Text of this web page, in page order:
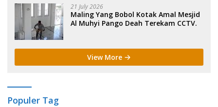
21 July 2026
Maling Yang Bobol Kotak Amal Mesjid
Al Muhyi Pango Deah Terekam CCTV.
View More
Populer Tag